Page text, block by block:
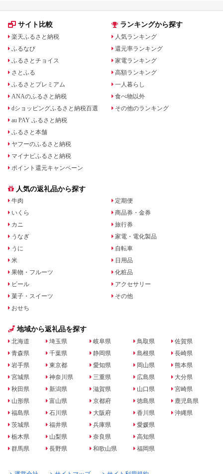
サイト比較
楽天ふるさと納税
ふるなび
ふるさとチョイス
さとふる
ふるさとプレミアム
ANAのふるさと納税
dショッピングふるさと納税百選
au PAY ふるさと納税
ふるさと本舗
ヤフーのふるさと納税
マイナビふるさと納税
ポイント還元キャンペーン
ランキングから探す
人気ランキング
還元率ランキング
家電ランキング
高額ランキング
一人暮らし
食べ物以外
その他のランキング
人気の返礼品から探す
牛肉
いくら
カニ
うなぎ
うに
米
果物・フルーツ
ビール
菓子・スイーツ
おせち
定期便
商品券・金券
旅行券
家電・電化製品
自転車
日用品
化粧品
アクセサリー
その他
地域から返礼品を探す
北海道
青森県
岩手県
宮城県
秋田県
山形県
福島県
茨城県
栃木県
群馬県
埼玉県
千葉県
東京都
神奈川県
新潟県
富山県
石川県
福井県
山梨県
長野県
岐阜県
静岡県
愛知県
三重県
滋賀県
京都府
大阪府
兵庫県
奈良県
和歌山県
鳥取県
島根県
岡山県
広島県
山口県
徳島県
香川県
愛媛県
高知県
福岡県
佐賀県
長崎県
熊本県
大分県
宮崎県
鹿児島県
沖縄県